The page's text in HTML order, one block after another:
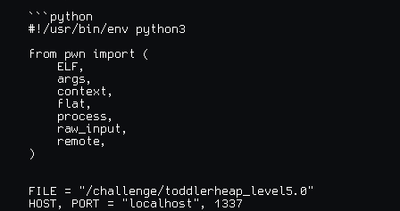
```python
#!/usr/bin/env python3
from pwn import (
    ELF,
    args,
    context,
    flat,
    process,
    raw_input,
    remote,
)
FILE = "/challenge/toddlerheap_level5.0"
HOST, PORT = "localhost", 1337